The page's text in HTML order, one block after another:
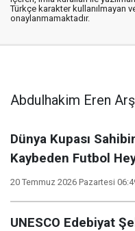
Türkçe karakter kullanılmayan
onaylanmamaktadır.
Abdulhakim Eren
Dünya Kupası
Kaybeden Futbol
20 Temmuz 2026 Pazartesi
UNESCO Edebiyat